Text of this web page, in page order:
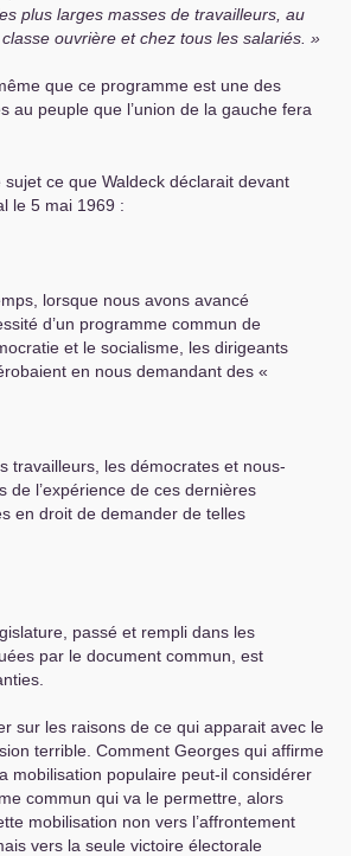
plus larges masses de travailleurs, au
ouvrière et chez tous les salariés.
que ce programme est une des
au peuple que l’union de la gauche fera
ce que Waldeck déclarait devant
le 5 mai 1969 :
lorsque nous avons avancé
d’un programme commun de
et le socialisme, les dirigeants
en nous demandant des «
travailleurs, les démocrates et nous-
de l’expérience de ces dernières
en droit de demander de telles
passé et rempli dans les
par le document commun, est
sur les raisons de ce qui apparait avec le
terrible. Comment Georges qui affirme
mobilisation populaire peut-il considérer
commun qui va le permettre, alors
mobilisation non vers l’affrontement
vers la seule victoire électorale